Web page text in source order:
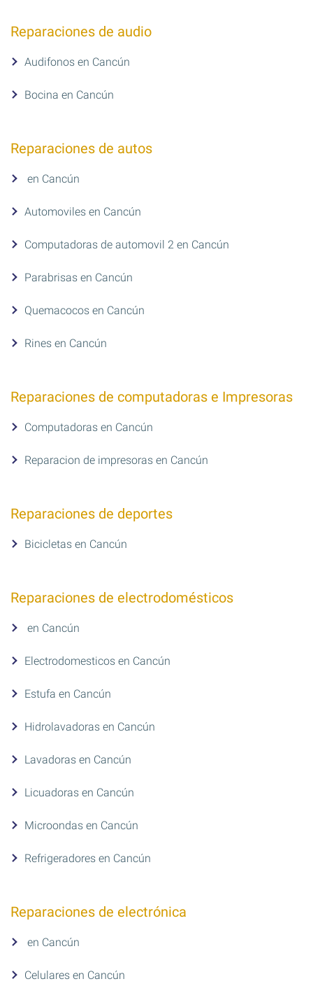
Reparaciones de audio
Audifonos en Cancún
Bocina en Cancún
Reparaciones de autos
en Cancún
Automoviles en Cancún
Computadoras de automovil 2 en Cancún
Parabrisas en Cancún
Quemacocos en Cancún
Rines en Cancún
Reparaciones de computadoras e Impresoras
Computadoras en Cancún
Reparacion de impresoras en Cancún
Reparaciones de deportes
Bicicletas en Cancún
Reparaciones de electrodomésticos
en Cancún
Electrodomesticos en Cancún
Estufa en Cancún
Hidrolavadoras en Cancún
Lavadoras en Cancún
Licuadoras en Cancún
Microondas en Cancún
Refrigeradores en Cancún
Reparaciones de electrónica
en Cancún
Celulares en Cancún